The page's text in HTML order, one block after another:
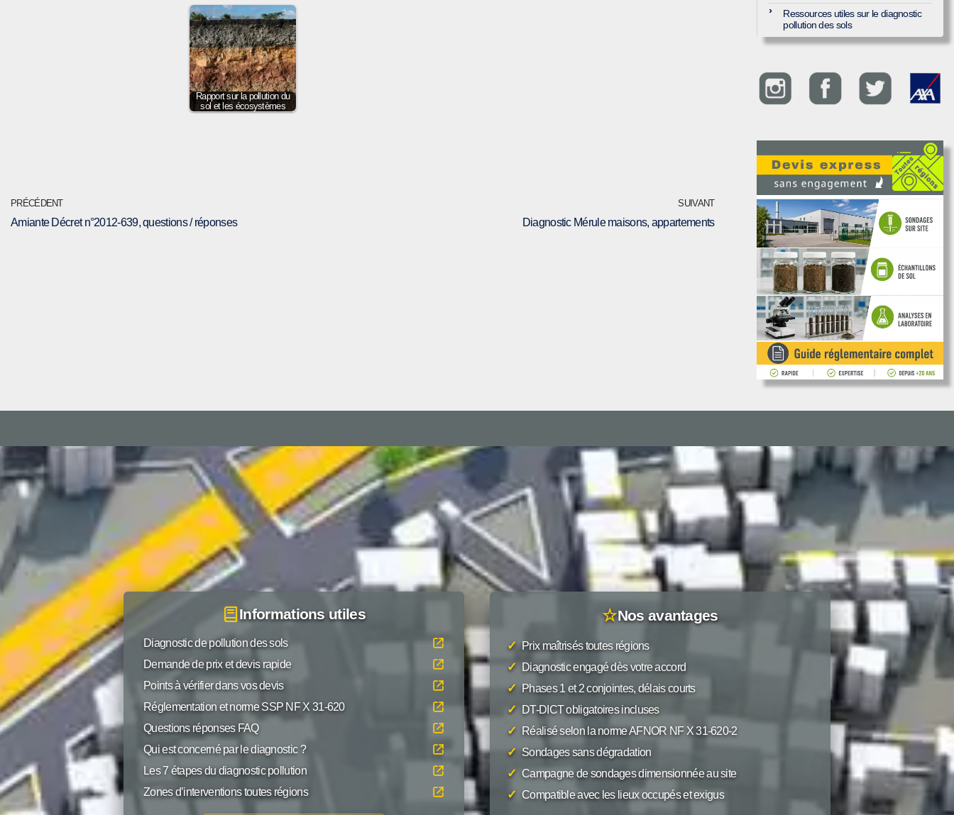
Rapport sur la pollution du
sol et les écosystèmes
PRÉCÉDENT
Amiante Décret n°2012-639, questions / réponses
SUIVANT
Diagnostic Mérule maisons, appartements
Ressources utiles sur le diagnostic
pollution des sols
Informations utiles
Diagnostic de pollution des sols
Demande de prix et devis rapide
Points à vérifier dans vos devis
Réglementation et norme SSP NF X 31-620
Questions réponses FAQ
Qui est concerné par le diagnostic ?
Les 7 étapes du diagnostic pollution
Zones d’interventions toutes régions
☆Nos avantages
✓ Prix maîtrisés toutes régions
✓ Diagnostic engagé dès votre accord
✓ Phases 1 et 2 conjointes, délais courts
✓ DT-DICT obligatoires incluses
✓ Réalisé selon la norme AFNOR NF X 31-620-2
✓ Sondages sans dégradation
✓ Campagne de sondages dimensionnée au site
✓ Compatible avec les lieux occupés et exigus